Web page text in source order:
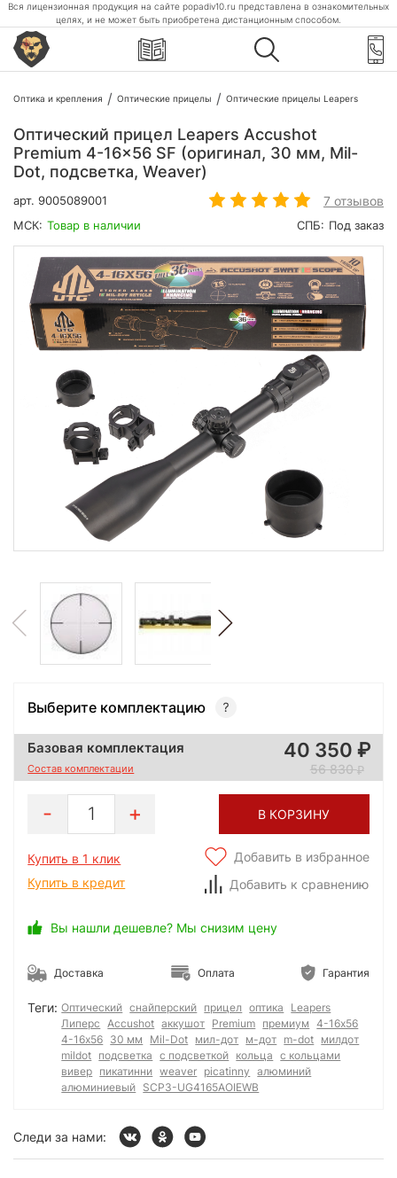
Вся лицензионная продукция на сайте popadiv10.ru представлена в ознакомительных
целях, и не может быть приобретена дистанционным способом.
Оптика и крепления Оптические прицелы Оптические прицелы Leapers
Оптический прицел Leapers Accushot
Premium 4-16x56 SF (оригинал, 30 мм, Mil-
Dot, подсветка, Weaver)
арт. 9005089001 7 отзывов
МСК: Товар в наличии СПБ: Под заказ
Выберите комплектацию
Базовая комплектация
Состав комплектации
40 350
56 830
1 В КОРЗИНУ
Купить в 1 клик
Купить в кредит
Добавить в избранное
Добавить к сравнению
Вы нашли дешевле? Мы снизим цену
Доставка Оплата Гарантия
Теги: Оптический снайперский прицел оптика
Leapers
Липерс
Accushot аккушот Premium премиум
4-16x56
4-16х56 30 мм Mil-Dot мил-дот м-дот m-dot милдот
mildot подсветка с подсветкой кольца
с кольцами
вивер пикатинни weaver picatinny
алюминий
алюминиевый SCP3-UG4165AOIEWB
Следи за нами: